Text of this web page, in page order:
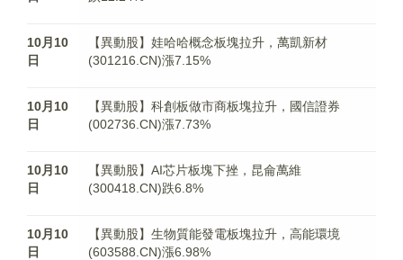
10月10
日
【異動股】娃哈哈概念板塊拉升，萬凱新材
(301216.CN)漲7.15%
10月10
日
【異動股】科創板做市商板塊拉升，國信證券
(002736.CN)漲7.73%
10月10
日
【異動股】AI芯片板塊下挫，昆侖萬維
(300418.CN)跌6.8%
10月10
日
【異動股】生物質能發電板塊拉升，高能環境
(603588.CN)漲6.98%